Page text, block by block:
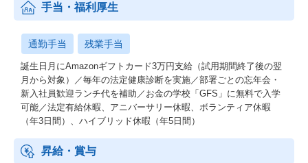
手当・福利厚生
通勤手当 残業手当
誕生日月にAmazonギフトカード3万円支給（試用期間終了後の翌
月から対象）／毎年の法定健康診断を実施／部署ごとの忘年会・
新入社員歓迎ランチ代を補助／お金の学校「GFS」に無料で入学
可能／法定有給休暇、アニバーサリー休暇、ボランティア休暇
（年3日間）、ハイブリッド休暇（年5日間）
昇給・賞与